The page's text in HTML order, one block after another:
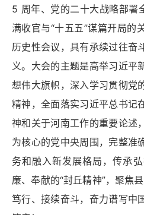
5 周年、党的二十大战略部署
满收官与“十五五”谋篇开局的
历史性会议，具有承续过往奋
义。大会的主题是高举习近平
想伟大旗帜，深入学习贯彻党
精神，全面落实习近平总书记
神和关于河南工作的重要论述
为核心的党中央周围，完整准
务和融入新发展格局，传承
廉、奉献的“封丘精神”，聚焦
笃行、接续奋斗，奋力谱写中